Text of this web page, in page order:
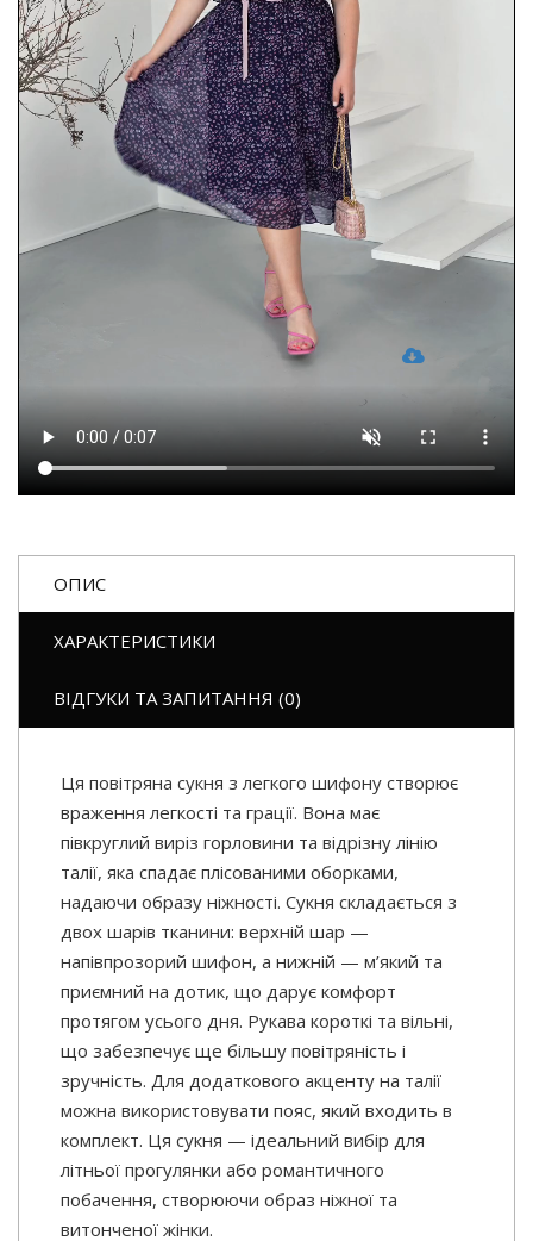
ОПИС
ХАРАКТЕРИСТИКИ
ВІДГУКИ ТА ЗАПИТАННЯ (0)
Ця повітряна сукня з легкого шифону створює
враження легкості та грації. Вона має
півкруглий виріз горловини та відрізну лінію
талії, яка спадає плісованими оборками,
надаючи образу ніжності. Сукня складається з
двох шарів тканини: верхній шар —
напівпрозорий шифон, а нижній — м’який та
приємний на дотик, що дарує комфорт
протягом усього дня. Рукава короткі та вільні,
що забезпечує ще більшу повітряність і
зручність. Для додаткового акценту на талії
можна використовувати пояс, який входить в
комплект. Ця сукня — ідеальний вибір для
літньої прогулянки або романтичного
побачення, створюючи образ ніжної та
витонченої жінки.